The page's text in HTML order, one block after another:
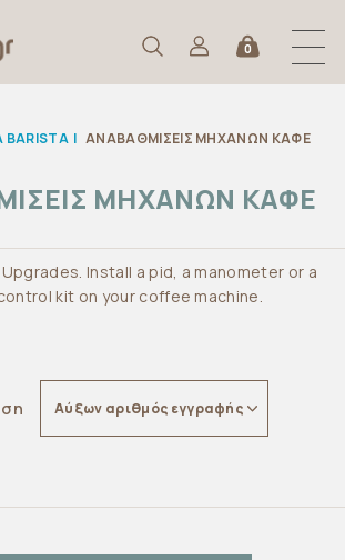
0
BARISTA | ΑΝΑΒΑΘΜΙΣΕΙΣ ΜΗΧΑΝΩΝ ΚΑΦΕ
ΜΗΧΑΝΩΝ ΚΑΦΕ
Install a pid, a manometer or a
kit on your coffee machine.
Αύξων αριθμός εγγραφής